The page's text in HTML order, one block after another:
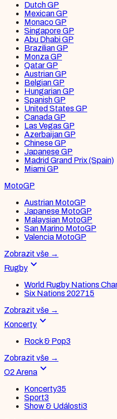
Dutch GP
Mexican GP
Monaco GP
Singapore GP
Abu Dhabi GP
Brazilian GP
Monza GP
Qatar GP
Austrian GP
Belgian GP
Hungarian GP
Spanish GP
United States GP
Canada GP
Las Vegas GP
Azerbaijan GP
Chinese GP
Japanese GP
Madrid Grand Prix (Spain)
Miami GP
MotoGP
Austrian MotoGP
Japanese MotoGP
Malaysian MotoGP
San Marino MotoGP
Valencia MotoGP
Zobrazit vše →
Rugby expand_more
World Rugby Nations
Six Nations 202715
Zobrazit vše →
Koncerty expand_more
Rock & Pop3
Zobrazit vše →
O2 Arena expand_more
Koncerty35
Sport3
Show & Události3